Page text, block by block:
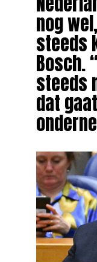
nog
steeds
Bosch.
steeds
dat